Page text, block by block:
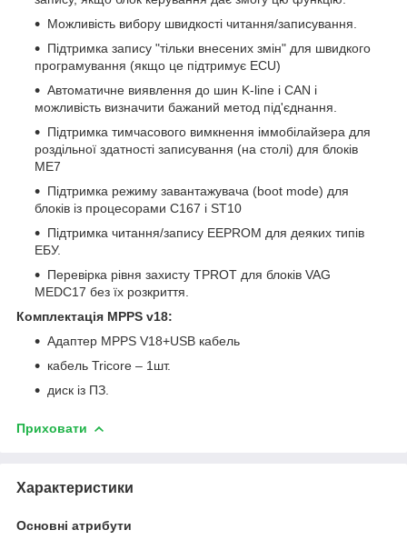
Можливість вибору швидкості читання/записування.
Підтримка запису "тільки внесених змін" для швидкого
програмування (якщо це підтримує ECU)
Автоматичне виявлення до шин K-line і CAN і
можливість визначити бажаний метод під'єднання.
Підтримка тимчасового вимкнення іммобілайзера для
роздільної здатності записування (на столі) для блоків
ME7
Підтримка режиму завантажувача (boot mode) для
блоків із процесорами C167 і ST10
Підтримка читання/запису EEPROM для деяких типів
ЕБУ.
Перевірка рівня захисту TPROT для блоків VAG
MEDC17 без їх розкриття.
Комплектація MPPS v18:
Адаптер MPPS V18+USB кабель
кабель Tricore – 1шт.
диск із ПЗ.
Приховати
Характеристики
Основні атрибути